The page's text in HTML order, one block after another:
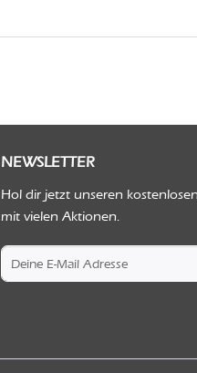
NEWSLETTER
Hol dir jetzt unseren
mit vielen Aktionen.